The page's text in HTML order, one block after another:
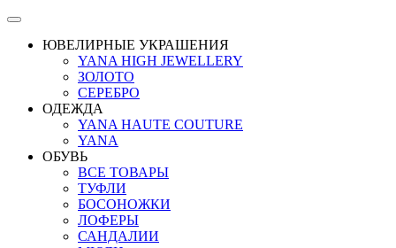
ЮВЕЛИРНЫЕ УКРАШЕНИЯ
YANA HIGH JEWELLERY
ЗОЛОТО
СЕРЕБРО
ОДЕЖДА
YANA HAUTE COUTURE
YANA
ОБУВЬ
ВСЕ ТОВАРЫ
ТУФЛИ
БОСОНОЖКИ
ЛОФЕРЫ
САНДАЛИИ